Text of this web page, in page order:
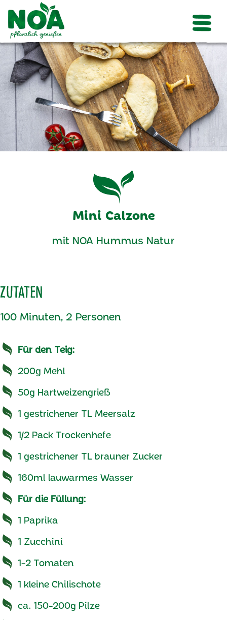
Mini Calzone
mit NOA Hummus Natur
Zutaten
100 Minuten, 2 Personen
Für den Teig:
200g Mehl
50g Hartweizengrieß
1 gestrichener TL Meersalz
1/2 Pack Trockenhefe
1 gestrichener TL brauner Zucker
160ml lauwarmes Wasser
Für die Füllung:
1 Paprika
1 Zucchini
1-2 Tomaten
1 kleine Chilischote
ca. 150-200g Pilze